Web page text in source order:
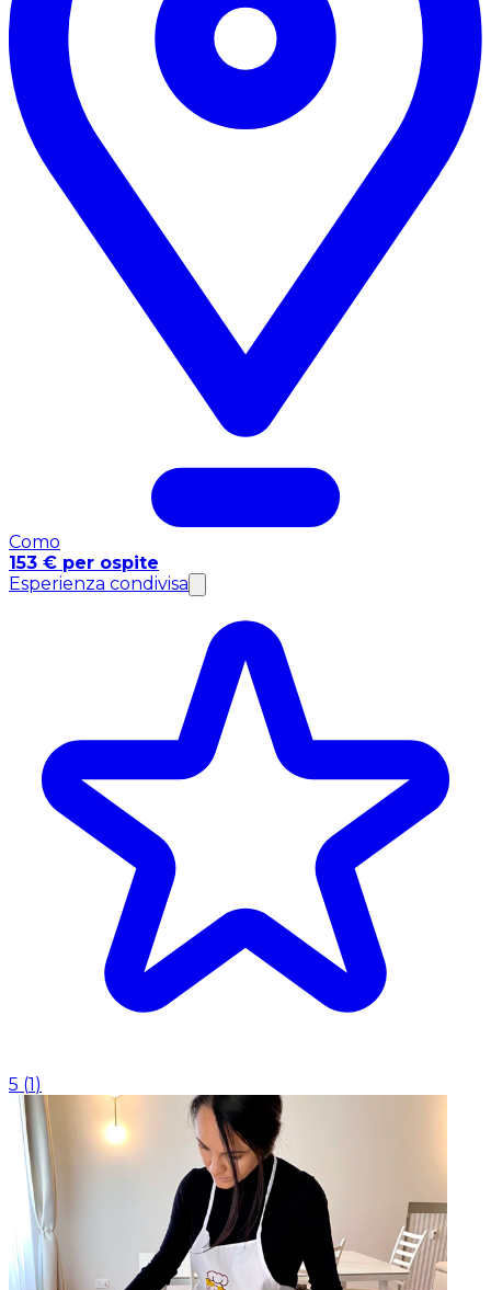
Como
153 € per ospite
Esperienza condivisa
5 (1)